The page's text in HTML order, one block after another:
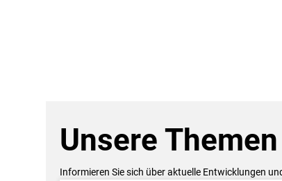
Unsere
Informieren Sie sich über aktuelle Entwicklungen